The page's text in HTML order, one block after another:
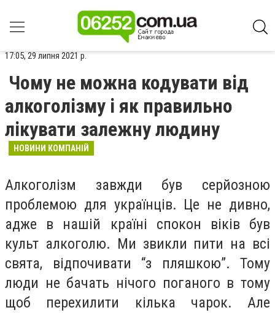
17:05, 29 липня 2021 р.
Чому не можна кодувати від
алкоголізму і як правильно
лікувати залежну людину
НОВИНИ КОМПАНІЙ
Алкоголізм завжди був серйозною
проблемою для українців. Це не дивно,
адже в нашій країні спокон віків був
культ алкоголю. Ми звикли пити на всі
свята, відпочивати “з пляшкою”. Тому
люди не бачать нічого поганого в тому
щоб перехилити кілька чарок. Але